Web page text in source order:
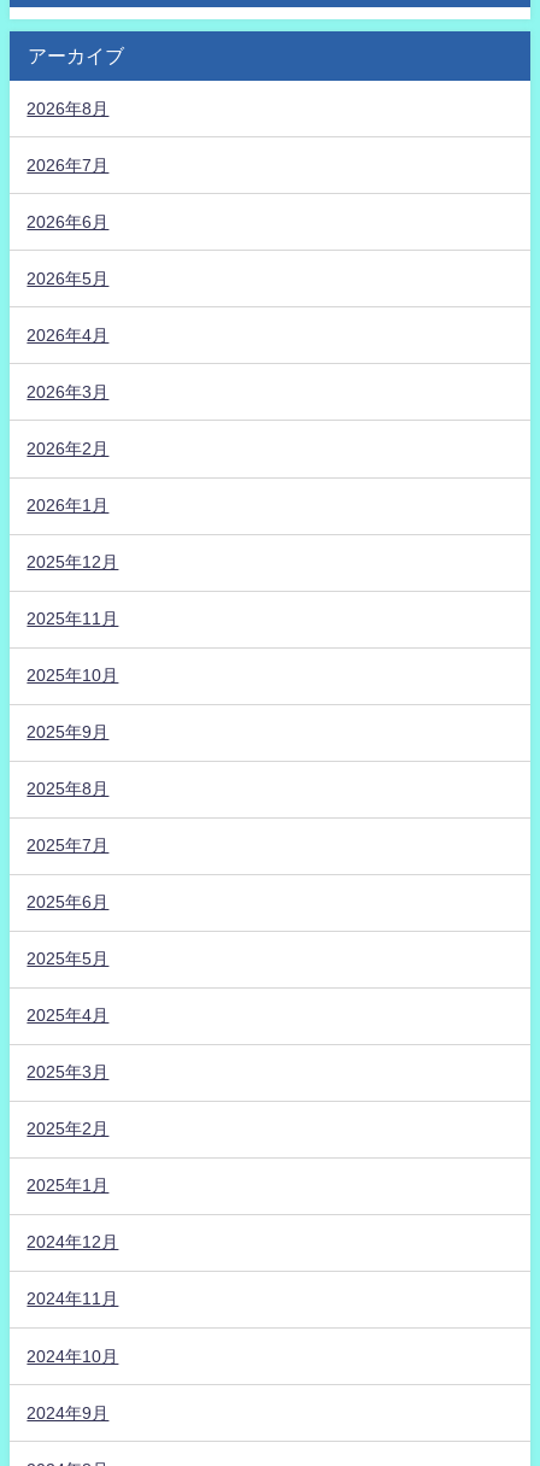
アーカイブ
2026年8月
2026年7月
2026年6月
2026年5月
2026年4月
2026年3月
2026年2月
2026年1月
2025年12月
2025年11月
2025年10月
2025年9月
2025年8月
2025年7月
2025年6月
2025年5月
2025年4月
2025年3月
2025年2月
2025年1月
2024年12月
2024年11月
2024年10月
2024年9月